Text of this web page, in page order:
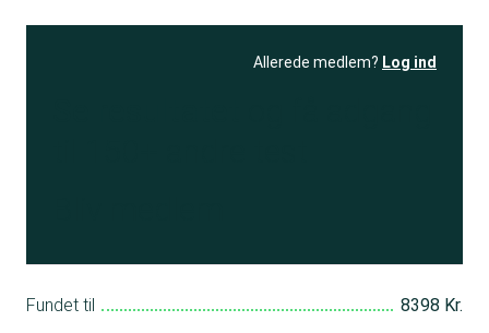
Allerede medlem? Log ind
Fundet til 8398 Kr.